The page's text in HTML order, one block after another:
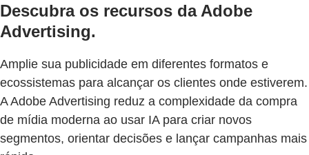
Descubra os recursos da Adobe
Advertising.
Amplie sua publicidade em diferentes formatos e
ecossistemas para alcançar os clientes onde estiverem.
A Adobe Advertising reduz a complexidade da compra
de mídia moderna ao usar IA para criar novos
segmentos, orientar decisões e lançar campanhas mais